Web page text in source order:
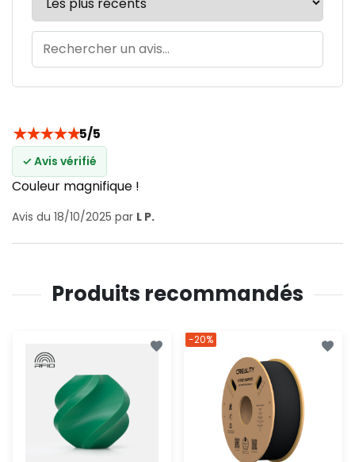
★★★★★5/5
✓ Avis vérifié
Couleur magnifique !
Avis du 18/10/2025 par L P.
Produits recommandés
-20%